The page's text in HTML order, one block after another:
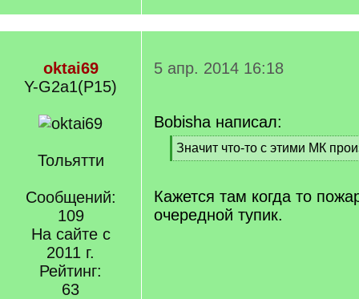
oktai69
Y-G2a1(P15)
Тольятти
Сообщений:
109
На сайте с
2011 г.
Рейтинг:
63
5 апр. 2014 16:18
Bobisha написал:
[
q
Значит что-то с этими МК
[
q
]
Кажется там когда то
очередной тупик.